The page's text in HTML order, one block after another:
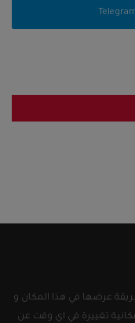
في هذا المكان و
في اي وقت عن